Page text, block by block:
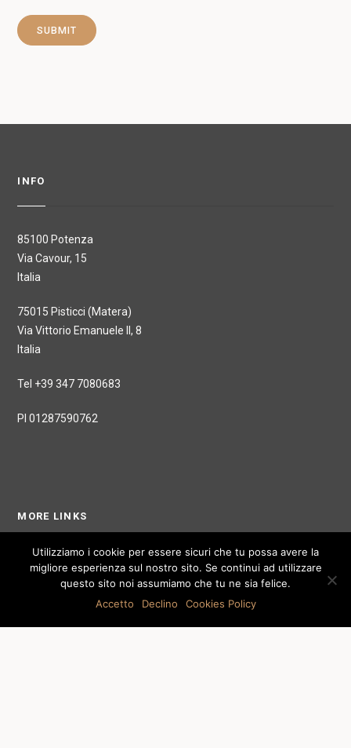
INFO
85100 Potenza
Via Cavour, 15
Italia
75015 Pisticci (Matera)
Via Vittorio Emanuele II, 8
Italia
Tel +39 347 7080683
PI 01287590762
MORE LINKS
Galleria
Profilo
Utilizziamo i cookie per essere sicuri che tu possa avere la
migliore esperienza sul nostro sito. Se continui ad utilizzare
questo sito noi assumiamo che tu ne sia felice.
Accetto
Declino Cookies Policy